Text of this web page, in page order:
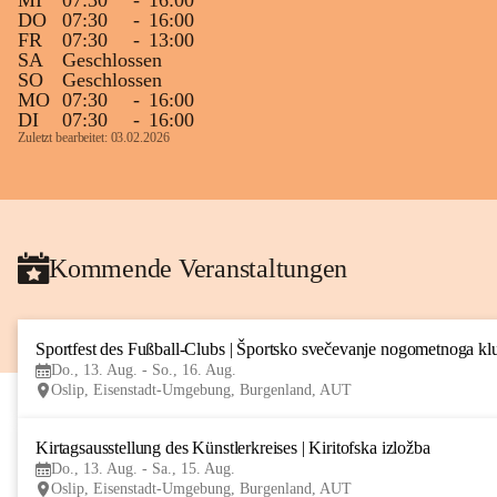
DO
07:30 - 16:00
FR
07:30 - 13:00
SA
Geschlossen
SO
Geschlossen
MO 07:30 - 16:00
DI
07:30 - 16:00
Zuletzt bearbeitet: 03.02.2026
Kommende Veranstaltungen
Sportfest des Fußball-Clubs | Športsko svečevanje nogometnoga
Do., 13. Aug. - So., 16. Aug.
Oslip, Eisenstadt-Umgebung, Burgenland, AUT
Kirtagsausstellung des Künstlerkreises | Kiritofska izložba
Do., 13. Aug. - Sa., 15. Aug.
Oslip, Eisenstadt-Umgebung, Burgenland, AUT